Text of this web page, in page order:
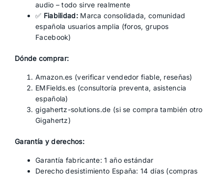
audio – todo sirve realmente
✅ Fiabilidad:Marca consolidada, comunidad
española usuarios amplia (foros, grupos
Facebook)
Dónde comprar:
Amazon.es (verificar vendedor fiable, reseñas)
EMFields.es (consultoría preventa, asistencia
española)
gigahertz-solutions.de (si se compra también otro
Gigahertz)
Garantía y derechos:
Garantía fabricante: 1 año estándar
Derecho desistimiento España: 14 días (compras